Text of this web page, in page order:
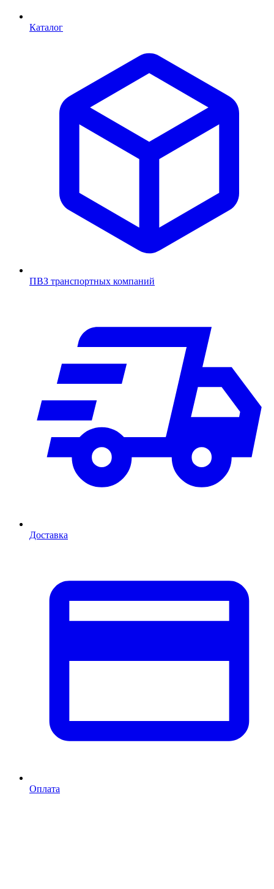
Каталог
ПВЗ транспортных компаний
Доставка
Оплата